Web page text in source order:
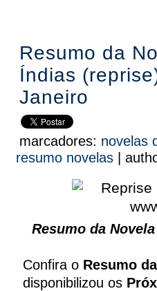
Resumo da
Índias
Janeiro
marcadores: novelas
resumo novelas |
Resumo da
Confira o Resumo
disponibilizou os